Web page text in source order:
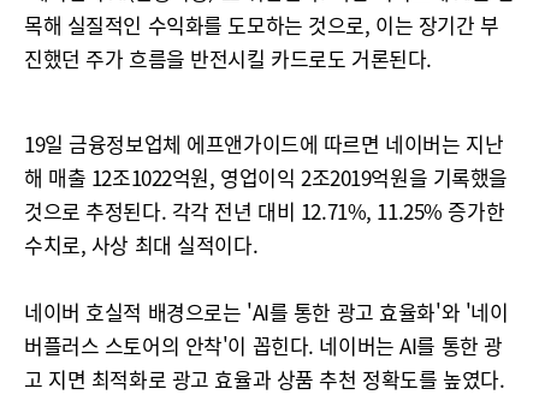
목해 실질적인 수익화를 도모하는 것으로, 이는 장기간 부
진했던 주가 흐름을 반전시킬 카드로도 거론된다.
19일 금융정보업체 에프앤가이드에 따르면 네이버는 지난
해 매출 12조1022억원, 영업이익 2조2019억원을 기록했을
것으로 추정된다. 각각 전년 대비 12.71%, 11.25% 증가한
수치로, 사상 최대 실적이다.
네이버 호실적 배경으로는 'AI를 통한 광고 효율화'와 '네이
버플러스 스토어의 안착'이 꼽힌다. 네이버는 AI를 통한 광
고 지면 최적화로 광고 효율과 상품 추천 정확도를 높였다.